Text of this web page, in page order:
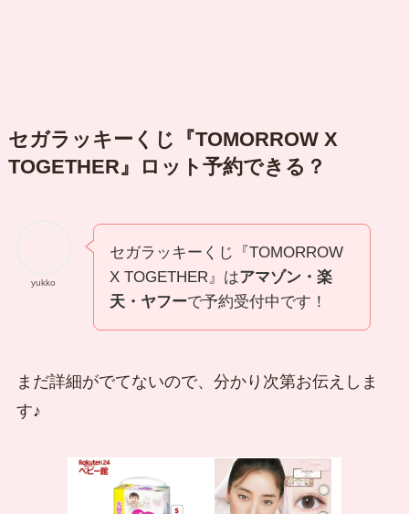
セガラッキーくじ『TOMORROW X
TOGETHER』ロット予約できる？
yukko
セガラッキーくじ『TOMORROW
X TOGETHER』はアマゾン・楽
天・ヤフーで予約受付中です！
まだ詳細がでてないので、分かり次第お伝えしま
す♪